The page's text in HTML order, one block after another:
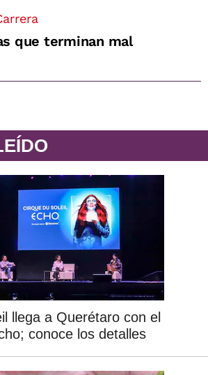
que terminan mal
llega a Querétaro con el
conoce los detalles